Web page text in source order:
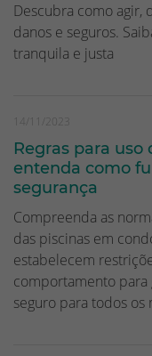
Descubra como agir,
danos e seguros.
tranquila e justa
14/11/2023
Regras para
entenda como
segurança
Compreenda as
das piscinas em
estabelecem
comportamento para
seguro para todos os